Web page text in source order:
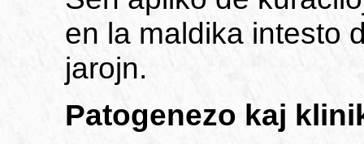
en la maldika intesto
jarojn.
Patogenezo kaj